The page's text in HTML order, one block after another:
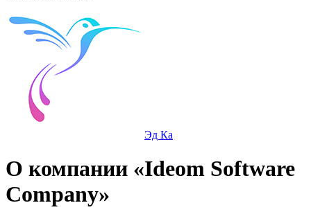
Эд Ка
О компании «Ideom Software
Company»